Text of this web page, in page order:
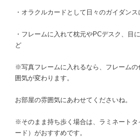
・オラクルカードとして日々のガイダンス
・フレームに入れて枕元やPCデスク、
ど
※写真フレームに入れるなら、フレームの
囲気が変わります。
お部屋の雰囲気にあわせてくださいね。
※そのまま持ち歩く場合は、ラミネートタ
ード）がおすすめです。